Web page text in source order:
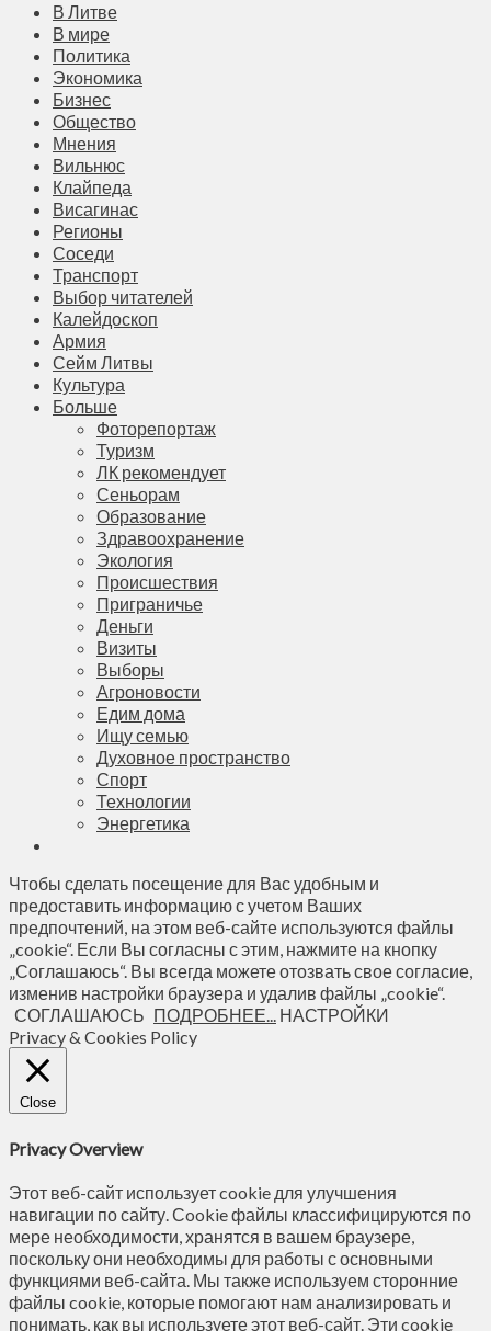
В Литве
В мире
Политика
Экономика
Бизнес
Общество
Мнения
Вильнюс
Клайпеда
Висагинас
Регионы
Соседи
Транспорт
Выбор читателей
Калейдоскоп
Армия
Сейм Литвы
Культура
Больше
Фоторепортаж
Туризм
ЛК рекомендует
Сеньорам
Образование
Здравоохранение
Экология
Происшествия
Приграничье
Деньги
Визиты
Выборы
Агроновости
Едим дома
Ищу семью
Духовное пространство
Спорт
Технологии
Энергетика
Чтобы сделать посещение для Вас удобным и
предоставить информацию с учетом Ваших
предпочтений, на этом веб-сайте используются файлы
„cookie“. Если Вы согласны с этим, нажмите на кнопку
„Соглашаюсь“. Вы всегда можете отозвать свое согласие,
изменив настройки браузера и удалив файлы „cookie“.
СОГЛАШАЮСЬ ПОДРОБНЕЕ... НАСТРОЙКИ
Privacy & Cookies Policy
Close
Privacy Overview
Этот веб-сайт использует cookie для улучшения
навигации по сайту. Сookie файлы классифицируются по
мере необходимости, хранятся в вашем браузере,
поскольку они необходимы для работы с основными
функциями веб-сайта. Мы также используем сторонние
файлы cookie, которые помогают нам анализировать и
понимать, как вы используете этот веб-сайт. Эти cookie